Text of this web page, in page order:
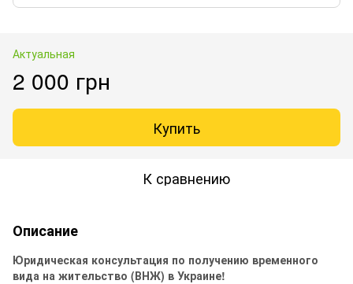
Актуальная
2 000 грн
Купить
К сравнению
Описание
Юридическая консультация по получению временного
вида на жительство (ВНЖ) в Украине!